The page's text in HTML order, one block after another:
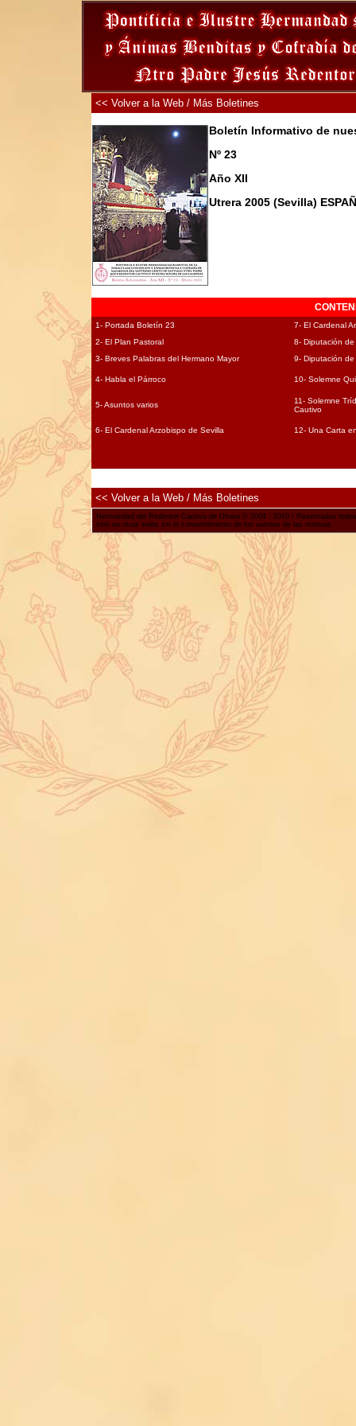
<< Volver a la Web / Más Boletines
Boletín Informativo de
Nº 23
Año XII
Utrera 2005 (Sevilla)
1- Portada Boletín 23
7- El Cardenal
2- El Plan Pastoral
8- Diputación de
3- Breves Palabras del Hermano Mayor
9- Diputación de
4- Habla el Párroco 10- Solemne
5- Asuntos varios
11- Solemne
Cautivo
6- El Cardenal Arzobispo de Sevilla 12- Una Carta
<< Volver a la Web / Más Boletines
Hermandad del Redentor Cautivo de Utrera © 2004 - 2010 / Reservados
sitio en otras webs sin el consentimiento de los autores de las mismas